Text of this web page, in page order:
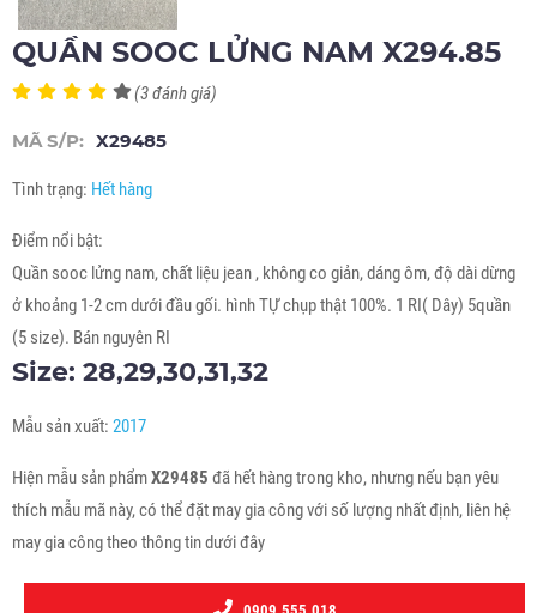
QUẦN SOOC LỬNG NAM X294.85
(3 đánh giá)
MÃ S/P: X29485
Tình trạng: Hết hàng
Điểm nổi bật:
Quần sooc lửng nam, chất liệu jean , không co giản, dáng ôm, độ dài dừng
ở khoảng 1-2 cm dưới đầu gối. hình TỰ chụp thật 100%. 1 RI( Dây) 5quần
(5 size). Bán nguyên RI
Size: 28,29,30,31,32
Mẫu sản xuất: 2017
Hiện mẫu sản phẩmX29485 đã hết hàng trong kho, nhưng nếu bạn yêu
thích mẫu mã này, có thể đặt may gia công với số lượng nhất định, liên hệ
may gia công theo thông tin dưới đây